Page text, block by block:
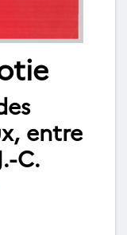
entre
C.